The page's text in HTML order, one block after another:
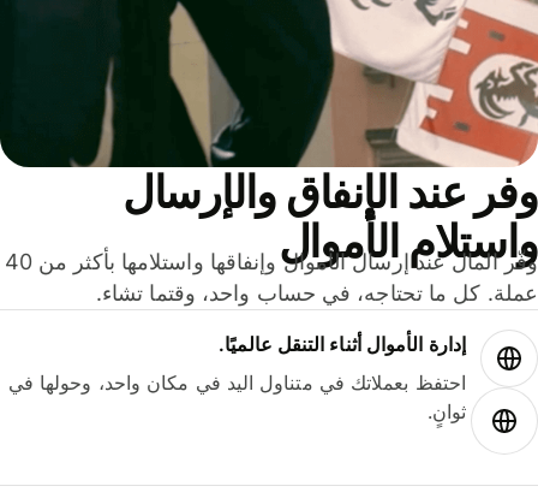
عند الإنفاق والإرسال
الأموال
وفّر المال عند إرسال الأموال وإنفاقها واستلامها بأكثر من 40
كل ما تحتاجه، في حساب واحد، وقتما تشاء.
إدارة الأموال أثناء التنقل عالميًا.
احتفظ بعملاتك في متناول اليد في مكان واحد، وحولها في
ثوانٍ.